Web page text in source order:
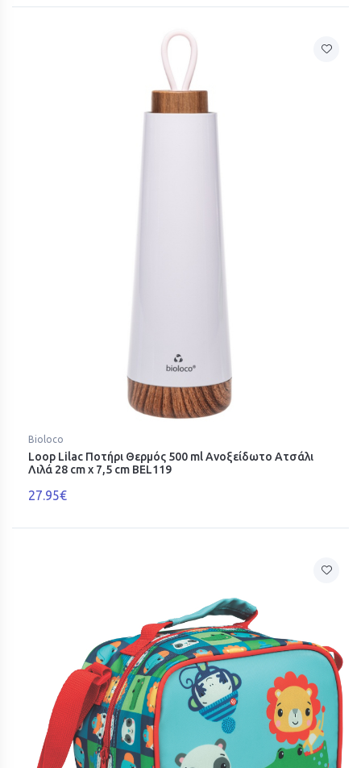
Bioloco
Loop Lilac Ποτήρι Θερμός 500 ml Ανοξείδωτο Ατσάλι
Λιλά 28 cm x 7,5 cm BEL119
27.95€